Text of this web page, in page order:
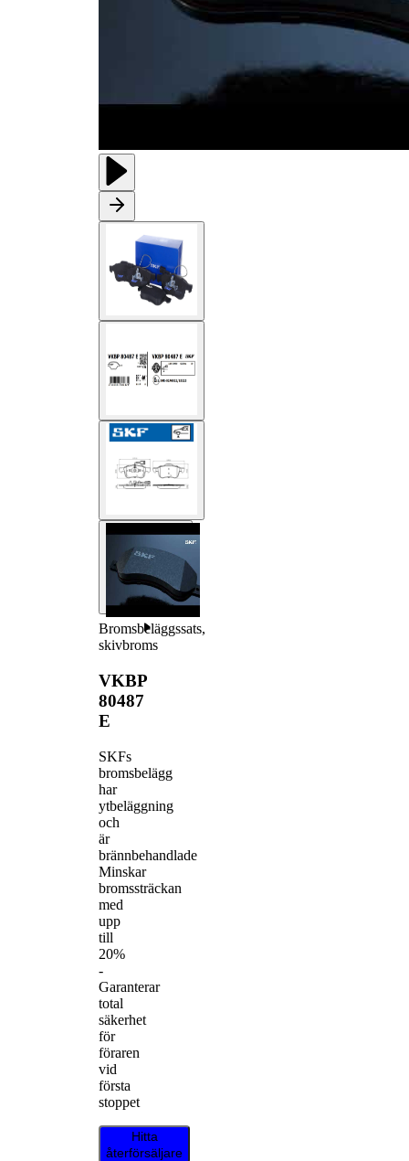
Bromsbeläggssats,
skivbroms
VKBP
80487
E
SKFs
bromsbelägg
har
ytbeläggning
och
är
brännbehandlade
Minskar
bromssträckan
med
upp
till
20%
-
Garanterar
total
säkerhet
för
föraren
vid
första
stoppet
Hitta
återförsäljare